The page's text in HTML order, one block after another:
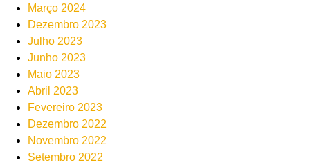
Março 2024
Dezembro 2023
Julho 2023
Junho 2023
Maio 2023
Abril 2023
Fevereiro 2023
Dezembro 2022
Novembro 2022
Setembro 2022